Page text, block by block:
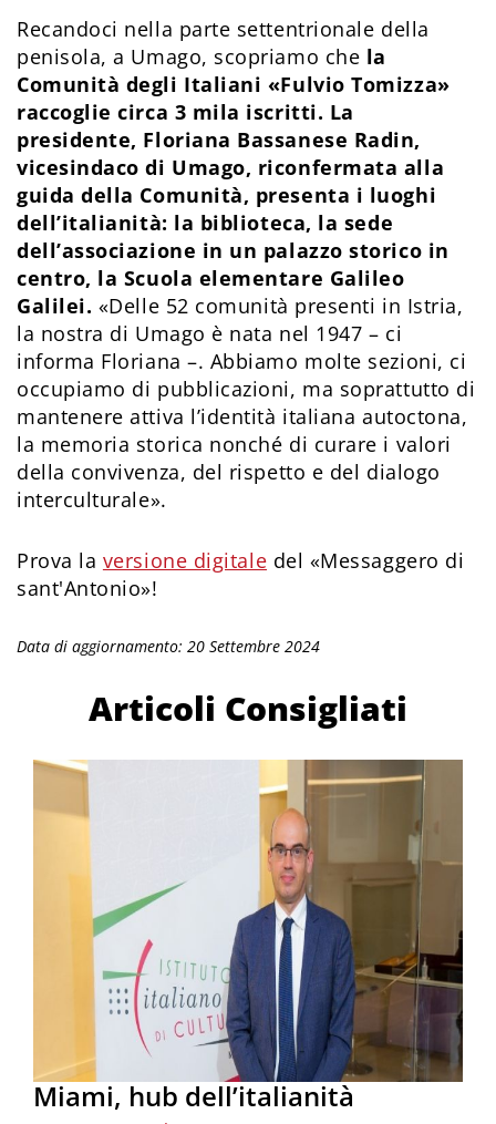
Recandoci nella parte settentrionale della
penisola, a Umago, scopriamo che la
Comunità degli Italiani «Fulvio Tomizza»
raccoglie circa 3 mila iscritti. La
presidente, Floriana Bassanese Radin,
vicesindaco di Umago, riconfermata alla
guida della Comunità, presenta i luoghi
dell’italianità: la biblioteca, la sede
dell’associazione in un palazzo storico in
centro, la Scuola elementare Galileo
Galilei. «Delle 52 comunità presenti in Istria,
la nostra di Umago è nata nel 1947 – ci
informa Floriana –. Abbiamo molte sezioni, ci
occupiamo di pubblicazioni, ma soprattutto di
mantenere attiva l’identità italiana autoctona,
la memoria storica nonché di curare i valori
della convivenza, del rispetto e del dialogo
interculturale».
Prova la versione digitale del «Messaggero di
sant'Antonio»!
Data di aggiornamento: 20 Settembre 2024
Articoli Consigliati
Miami, hub dell’italianità